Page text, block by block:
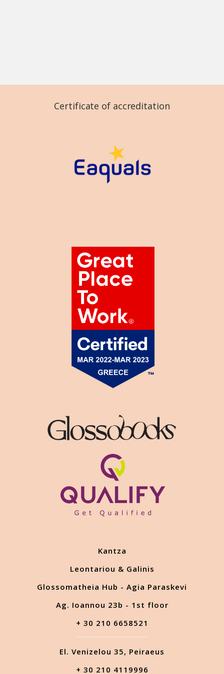
Certificate of accreditation
Kantza
Leontariou & Galinis
Glossomatheia Hub - Agia Paraskevi
Ag. Ioannou 23b - 1st floor
+ 30 210 6658521
El. Venizelou 35, Peiraeus
+ 30 210 4119996